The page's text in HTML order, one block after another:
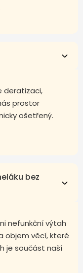
deratizaci,
prostor
ošetřený.
bez
nefunkční výtah
objem věcí, které
je součást naší